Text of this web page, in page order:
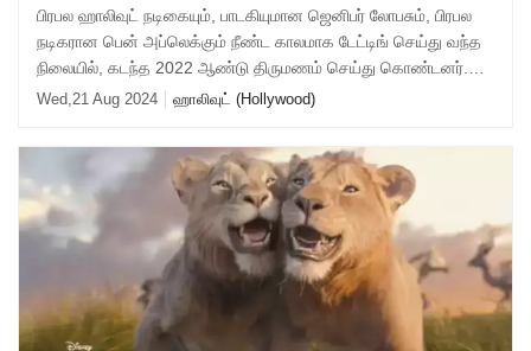
பிரபல ஹாலிவுட் நடிகையும், பாடகியுமான ஜெனிபர் லோபசும், பிரபல
நடிகரான பென் அப்லெக்கும் நீண்ட காலமாக டேட்டிங் செய்து வந்த
நிலையில், கடந்த 2022 ஆண்டு திருமணம் செய்து கொண்டனர்.
அவர்கள் ஹாலிவுட்டின் நட்சத்
Wed,21 Aug 2024 ஹாலிவுட் (Hollywood)